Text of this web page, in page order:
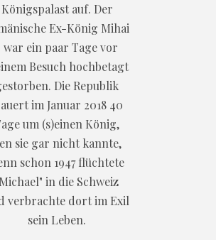
Königspalast auf. Der
Ex-König Mihai
war ein paar Tage vor
Besuch hochbetagt
Die Republik
im Januar 2018 40
um (s)einen König,
sie gar nicht kannte,
schon 1947 flüchtete
in die Schweiz
verbrachte dort im Exil
sein Leben.